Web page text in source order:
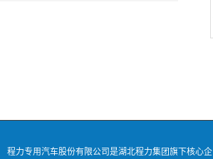
程力专用汽车股份有限公司是湖北程力集团旗下核心企